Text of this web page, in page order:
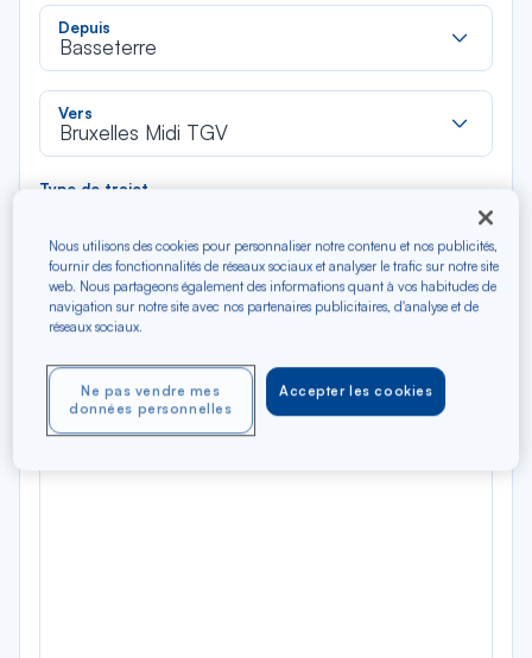
Depuis
Basseterre
Vers
Bruxelles Midi TGV
liste
Type de trajet
Filtrer Vider
Précédent
N/A*
Aller / Retour — Économique
Nous utilisons des cookies pour personnaliser notre contenu et nos publicités,
fournir des fonctionnalités de réseaux sociaux et analyser le trafic sur notre site
web. Nous partageons également des informations quant à vos habitudes de
navigation sur notre site avec nos partenaires publicitaires, d'analyse et de
réseaux sociaux.
Accepter les cookies
Ne pas vendre mes
données personnelles